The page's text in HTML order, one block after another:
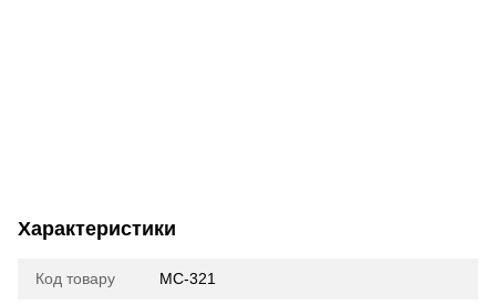
Характеристики
Код товару МС-321